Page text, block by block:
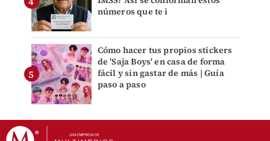
números que te i
Cómo hacer tus propios stickers
de 'Saja Boys' en casa de forma
fácil y sin gastar de más | Guía
paso a paso